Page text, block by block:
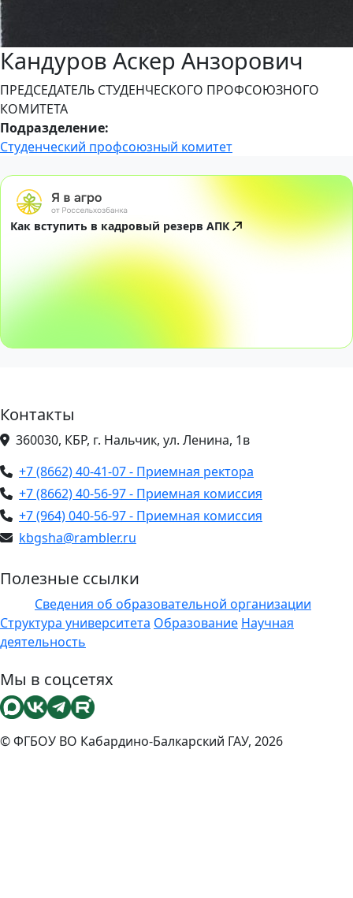
Кандуров Аскер Анзорович
ПРЕДСЕДАТЕЛЬ СТУДЕНЧЕСКОГО ПРОФСОЮЗНОГО
КОМИТЕТА
Подразделение:
Студенческий профсоюзный комитет
Как вступить в кадровый резерв АПК
Контакты
360030, КБР, г. Нальчик, ул. Ленина, 1в
+7 (8662) 40-41-07 - Приемная ректора
+7 (8662) 40-56-97 - Приемная комиссия
+7 (964) 040-56-97 - Приемная комиссия
kbgsha@rambler.ru
Полезные ссылки
Сведения об образовательной организации
Структура университета Образование Научная
деятельность
Мы в соцсетях
© ФГБОУ ВО Кабардино-Балкарский ГАУ, 2026